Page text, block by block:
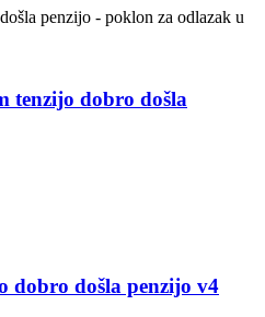
tenzijo dobro došla
dobro došla penzijo v4